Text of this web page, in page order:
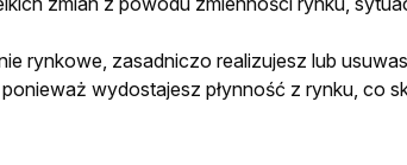
rynkowe, zasadniczo realizujesz lub
wydostajesz płynność z rynku, co